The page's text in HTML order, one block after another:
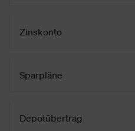
Zinskonto
Sparpläne
Depotübertrag